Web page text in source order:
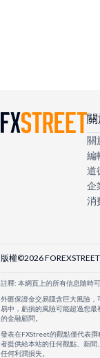
關
關
編
道
企
消
版權©2026
註釋: 本網頁上的所有信息隨時
外匯保證金交易隱含巨大風險
易中，虧損的風險可能超過您
的金融顧問。
發表在FXStreet的觀點僅代表
者提供給本站的任何觀點、新
任何利潤損失。